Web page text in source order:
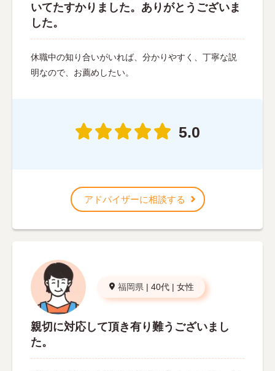
いてたすかりました。ありがとうございま
した。
休職中の知り合いがいれば、分かりやすく、丁寧な説
明なので、お薦めしたい。
5.0
アドバイザーに相談する
福岡県 | 40代 | 女性
親切に対応して頂き有り難うございまし
た。